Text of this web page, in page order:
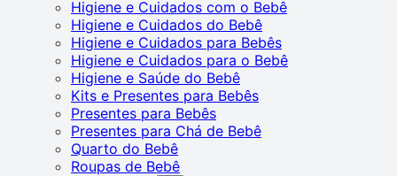
Higiene e Cuidados com o Bebê
Higiene e Cuidados do Bebê
Higiene e Cuidados para Bebês
Higiene e Cuidados para o Bebê
Higiene e Saúde do Bebê
Kits e Presentes para Bebês
Presentes para Bebês
Presentes para Chá de Bebê
Quarto do Bebê
Roupas de Bebê